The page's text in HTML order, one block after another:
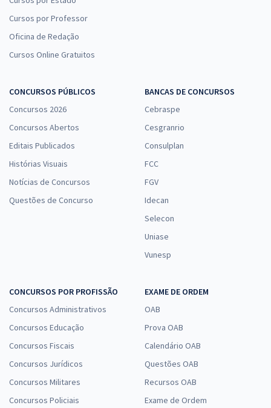
Cursos por Professor
Oficina de Redação
Cursos Online Gratuitos
CONCURSOS PÚBLICOS
Concursos 2026
Concursos Abertos
Editais Publicados
Histórias Visuais
Notícias de Concursos
Questões de Concurso
BANCAS DE CONCURSOS
Cebraspe
Cesgranrio
Consulplan
FCC
FGV
Idecan
Selecon
Uniase
Vunesp
CONCURSOS POR PROFISSÃO
Concursos Administrativos
Concursos Educação
Concursos Fiscais
Concursos Jurídicos
Concursos Militares
Concursos Policiais
EXAME DE ORDEM
OAB
Prova OAB
Calendário OAB
Questões OAB
Recursos OAB
Exame de Ordem